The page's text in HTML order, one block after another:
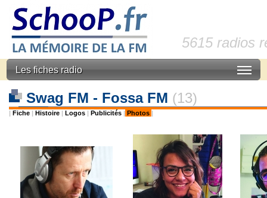
5615 radios
Les fiches radio
Swag FM - Fossa FM (13)
| Fiche | Histoire | Logos | Publicités | Photos |